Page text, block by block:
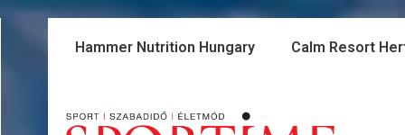
Skip
Hammer Nutrition Hungary Calm Resort